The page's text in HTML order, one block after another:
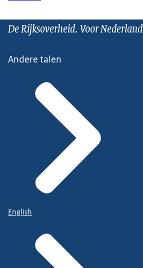
De Rijksoverheid. Voor Nederland
Andere talen
English